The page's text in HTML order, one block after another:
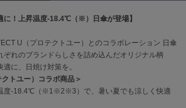
に！上昇温度-18.4℃（※）日傘が登場】
U（プロテクトユー）とのコラボレーション 日傘
ぞれのブランドらしさを詰め込んだオリジナル柄
に、日焼け対策を。
トユー）コラボ商品＞
度-18.4℃（※1※2※3）で、暑い夏でも涼しく快適